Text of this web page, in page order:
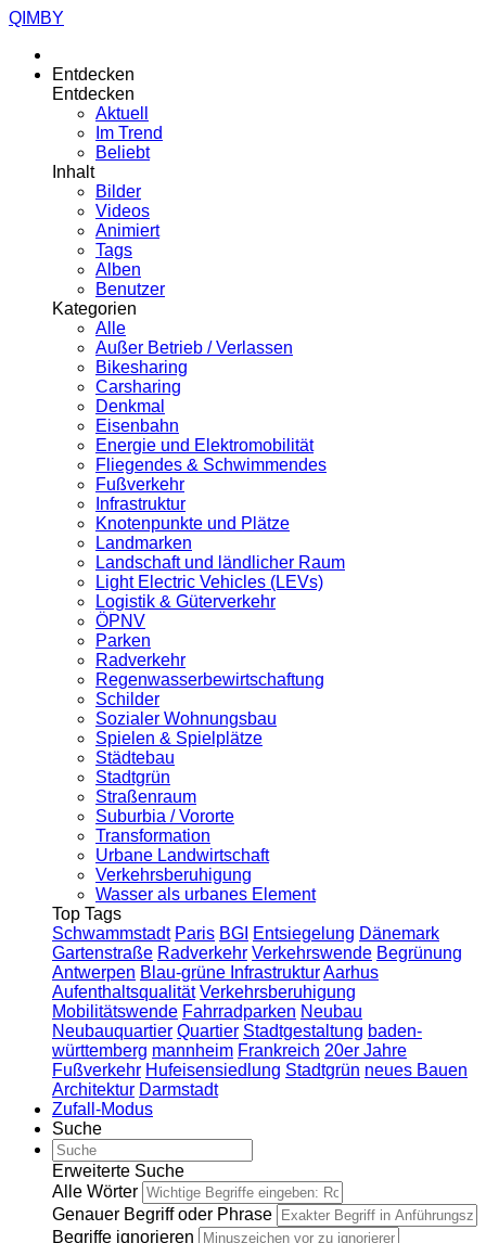
QIMBY
Entdecken
Entdecken
Aktuell
Im Trend
Beliebt
Inhalt
Bilder
Videos
Animiert
Tags
Alben
Benutzer
Kategorien
Alle
Außer Betrieb / Verlassen
Bikesharing
Carsharing
Denkmal
Eisenbahn
Energie und Elektromobilität
Fliegendes & Schwimmendes
Fußverkehr
Infrastruktur
Knotenpunkte und Plätze
Landmarken
Landschaft und ländlicher Raum
Light Electric Vehicles (LEVs)
Logistik & Güterverkehr
ÖPNV
Parken
Radverkehr
Regenwasserbewirtschaftung
Schilder
Sozialer Wohnungsbau
Spielen & Spielplätze
Städtebau
Stadtgrün
Straßenraum
Suburbia / Vororte
Transformation
Urbane Landwirtschaft
Verkehrsberuhigung
Wasser als urbanes Element
Top Tags
Schwammstadt Paris BGI Entsiegelung Dänemark
Gartenstraße Radverkehr Verkehrswende Begrünung
Antwerpen Blau-grüne InfrastrukturAarhus
Aufenthaltsqualität Verkehrsberuhigung
Mobilitätswende Fahrradparken Neubau
Neubauquartier Quartier Stadtgestaltung baden-
württemberg mannheim Frankreich 20er Jahre
Fußverkehr Hufeisensiedlung Stadtgrün neues Bauen
Architektur Darmstadt
Zufall-Modus
Suche
Erweiterte Suche
Alle Wörter
Genauer Begriff oder Phrase
Begriffe ignorieren